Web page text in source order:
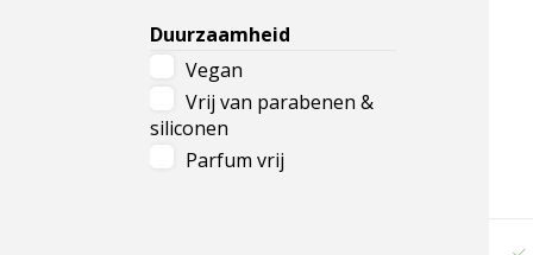
Gevoelige huid
Vermoeide huid
Stralende huid
Doffe huid
Ieder huidtype
Duurzaamheid
Vegan
Vrij van parabenen &
siliconen
Parfum vrij